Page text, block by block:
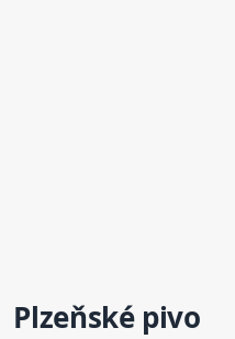
Plzeňské pivo